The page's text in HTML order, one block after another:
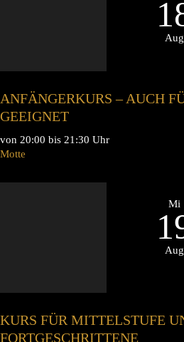
Aug
ANFÄNGERKURS – AUCH
GEEIGNET
von 20:00 bis 21:30 Uhr
Motte
Mi
Aug
KURS FÜR MITTELSTUFE
FORTGESCHRITTENE